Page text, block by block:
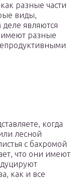
разные части
виды,
являются
разные
когда
лесной
с бахромой
что они имеют
как и все